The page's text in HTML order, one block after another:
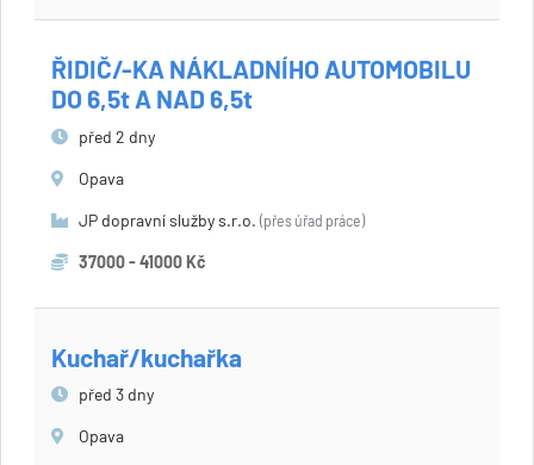
ŘIDIČ/-KA NÁKLADNÍHO AUTOMOBILU
DO 6,5t A NAD 6,5t
před 2 dny
Opava
JP dopravní služby s.r.o. (přes úřad práce)
37000 - 41000 Kč
Kuchař/kuchařka
před 3 dny
Opava